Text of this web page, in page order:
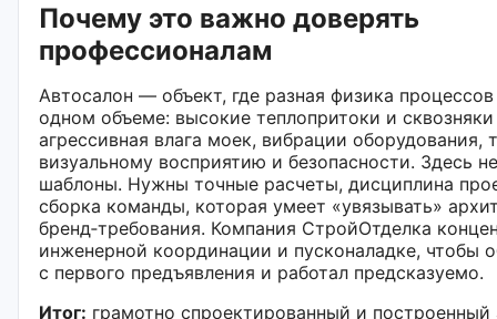
Почему это важно доверять
профессионалам
Автосалон — объект, где разная физика
одном объеме: высокие теплопритоки и
агрессивная влага моек, вибрации оборудования,
визуальному восприятию и безопасности. Здесь
шаблоны. Нужны точные расчеты, дисциплина
сборка команды, которая умеет «увязывать»
бренд‑требования. Компания СтройОтделка
инженерной координации и пусконаладке, чтобы
с первого предъявления и работал предсказуемо.
Итог: грамотно спроектированный и